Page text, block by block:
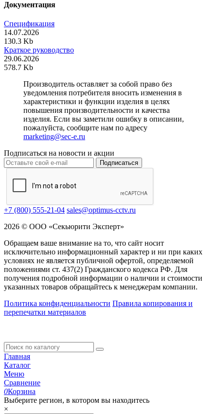
Документация
Спецификация
14.07.2026
130.3 Kb
Краткое руководство
29.06.2026
578.7 Kb
Производитель оставляет за собой право без
уведомления потребителя вносить изменения в
характеристики и функции изделия в целях
повышения производительности и качества
изделия. Если вы заметили ошибку в описании,
пожалуйста, сообщите нам по адресу
marketing@sec-e.ru
Подписаться на новости и акции
Подписаться
+7 (800) 555-21-04 sales@optimus-cctv.ru
2026 © ООО «Секьюрити Эксперт»
Обращаем ваше внимание на то, что сайт носит
исключительно информационный характер и ни при каких
условиях не является публичной офертой, определяемой
положениями ст. 437(2) Гражданского кодекса РФ. Для
получения подробной информации о наличии и стоимости
указанных товаров обращайтесь к менеджерам компании.
Политика конфиденциальности Правила копирования и
перепечатки материалов
Главная
Каталог
Меню
Сравнение
0Корзина
Выберите регион, в котором вы находитесь
×